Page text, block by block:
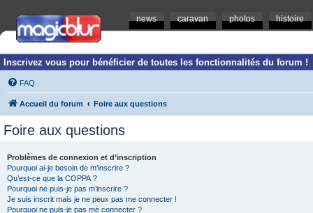
news caravan photos histoire
Inscrivez vous pour bénéficier de toutes les fonctionnalités du forum !
FAQ
Accueil du forum Foire aux questions
Foire aux questions
Problèmes de connexion et d’inscription
Pourquoi ai-je besoin de m’inscrire ?
Qu’est-ce que la COPPA ?
Pourquoi ne puis-je pas m’inscrire ?
Je suis inscrit mais je ne peux pas me connecter !
Pourquoi ne puis-je pas me connecter ?